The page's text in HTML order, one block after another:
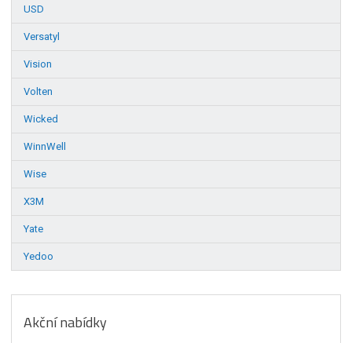
USD
Versatyl
Vision
Volten
Wicked
WinnWell
Wise
X3M
Yate
Yedoo
Akční nabídky